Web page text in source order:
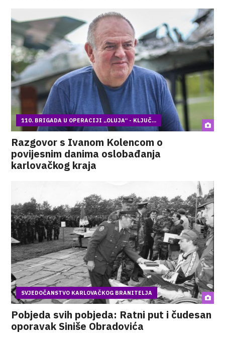
110. BRIGADA U OPERACIJI „OLUJA“ - KLJUČ...
Razgovor s Ivanom Kolencom o
povijesnim danima oslobađanja
karlovačkog kraja
SVJEDOČANSTVO KARLOVAČKOG BRANITELJA
Pobjeda svih pobjeda: Ratni put i čudesan
oporavak Siniše Obradovića